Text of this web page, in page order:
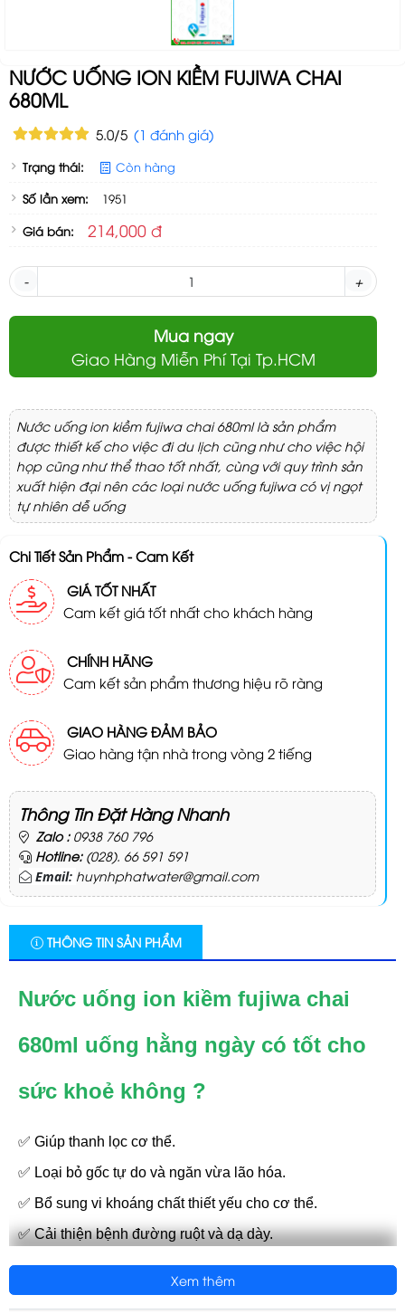
NƯỚC UỐNG ION KIỀM FUJIWA CHAI
680ML
5.0/5 (1 đánh giá)
Trạng thái:
Còn hàng
Số lần xem:
1951
Giá bán:
214,000 đ
- +
Mua ngay
Giao Hàng Miễn Phí Tại Tp.HCM
Nước uống ion kiềm fujiwa chai 680ml là sản phẩm
được thiết kế cho việc đi du lịch cũng như cho việc hội
họp cũng như thể thao tốt nhất, cùng với quy trình sản
xuất hiện đại nên các loại nước uống fujiwa có vị ngọt
tự nhiên dễ uống
Chi Tiết Sản Phẩm - Cam Kết
GIÁ TỐT NHẤT
Cam kết giá tốt nhất cho khách hàng
CHÍNH HÃNG
Cam kết sản phẩm thương hiệu rõ ràng
GIAO HÀNG ĐẢM BẢO
Giao hàng tận nhà trong vòng 2 tiếng
Thông Tin Đặt Hàng Nhanh
Zalo : 0938 760 796
Hotline: (028). 66 591 591
Email: huynhphatwater@gmail.com
THÔNG TIN SẢN PHẨM
Nước uống ion kiềm fujiwa chai
680ml uống hằng ngày có tốt cho
sức khoẻ không ?
✅ Giúp thanh lọc cơ thể.
✅ Loại bỏ gốc tự do và ngăn vừa lão hóa.
✅ Bổ sung vi khoáng chất thiết yếu cho cơ thể.
✅ Cải thiện bệnh đường ruột và dạ dày.
✅ Nước uống I-on kiềm Fujiwa được khai thác từ mạch
nước ngầm có độ sâu 200m, qua dây chuyền công nghệ
Xem thêm